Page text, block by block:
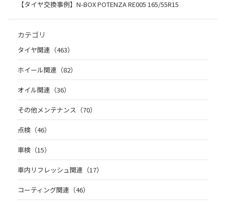
【タイヤ交換事例】N-BOX POTENZA RE005 165/55R15
カテゴリ
タイヤ関連（463）
ホイール関連（82）
オイル関連（36）
その他メンテナンス（70）
点検（46）
車検（15）
車内リフレッシュ関連（17）
コーティング関連（46）